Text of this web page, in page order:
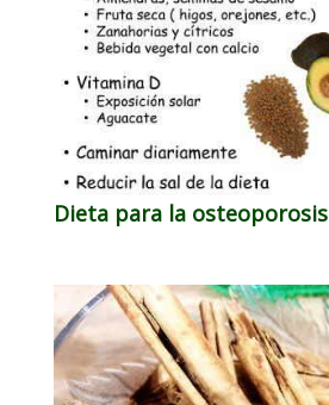
Dieta para la osteoporosis